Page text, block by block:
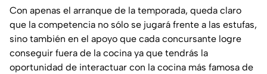
Con apenas el arranque de la temporada, queda claro
que la competencia no sólo se jugará frente a las estufas,
sino también en el apoyo que cada concursante logre
conseguir fuera de la cocina ya que tendrás la
oportunidad de interactuar con la cocina más famosa de